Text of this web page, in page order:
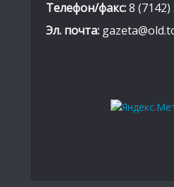
Телефон/факс:8
Эл. почта: